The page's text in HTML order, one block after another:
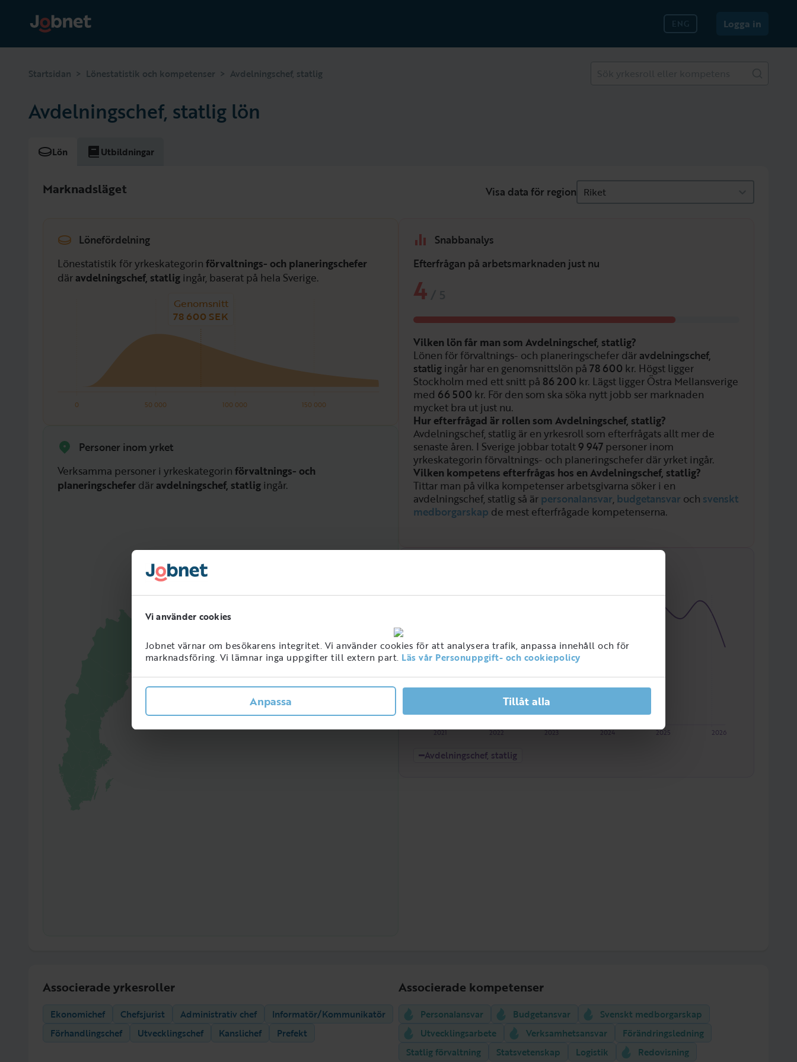
Vi använder cookies
Jobnet värnar om besökarens integritet. Vi använder cookies för att analysera trafik, anpassa innehåll och för
marknadsföring. Vi lämnar inga uppgifter till extern part. Läs vår Personuppgift- och cookiepolicy
Anpassa Tillåt alla
ENG Logga in
Startsidan > Lönestatistik och kompetenser > Avdelningschef, statlig
Avdelningschef, statlig lön
Lön Utbildningar
Marknadsläget Visa data för region Riket
Lönefördelning
Lönestatistik för yrkeskategorin förvaltnings- och planeringschefer
däravdelningschef, statlig ingår, baserat på hela Sverige.
0 50 000 100 000 150 000
Genomsnitt
78 600 SEK
Personer inom yrket
Verksamma personer i yrkeskategorin förvaltnings- och
planeringschefer där avdelningschef, statlig ingår.
9947
Personer med detta jobb i
Sverige
Snabbanalys
Efterfrågan på arbetsmarknaden just nu
4
Vilken lön får man som Avdelningschef, statlig?
Lönen för förvaltnings- och planeringschefer där avdelningschef,
statlig ingår har en genomsnittslön på 78 600 kr. Högst ligger
Stockholm med ett snitt på 86 200 kr. Lägst ligger Östra Mellansverige
med 66 500 kr. För den som ska söka nytt jobb ser marknaden
mycket bra ut just nu.
Hur efterfrågad är rollen som Avdelningschef, statlig?
Avdelningschef, statlig är en yrkesroll som efterfrågats allt mer de
senaste åren. I Sverige jobbar totalt9 947 personer inom
yrkeskategorin förvaltnings- och planeringschefer där yrket ingår.
Vilken kompetens efterfrågas hos en Avdelningschef, statlig?
Tittar man på vilka kompetenser arbetsgivarna söker i en
avdelningschef, statlig så är personalansvar, budgetansvar och svenskt
medborgarskap de mest efterfrågade kompetenserna.
Hög
2026
2025
2024
2023
2022
2021
Avdelningschef, statlig
Associerade yrkesroller
Ekonomichef Chefsjurist Administrativ chef
Informatör/Kommunikatör
Förhandlingschef
Utvecklingschef Kanslichef Prefekt
Associerade kompetenser
Personalansvar Budgetansvar
Svenskt medborgarskap
Utvecklingsarbete
Verksamhetsansvar
Förändringsledning
Statlig förvaltning
Statsvetenskap Logistik Redovisning